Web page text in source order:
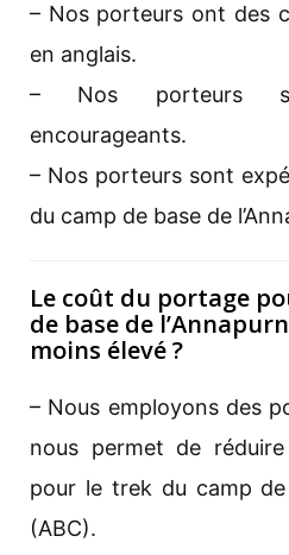
– Nos porteurs ont des
en anglais.
– Nos porteurs
encourageants.
– Nos porteurs sont
du camp de base de
Le coût du portage
de base de
moins élevé ?
– Nous employons des
nous permet de
pour le trek du camp de
(ABC).